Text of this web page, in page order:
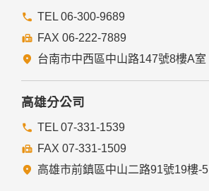
TEL 06-300-9689
FAX 06-222-7889
台南市中西區中山路147號8樓A室
高雄分公司
TEL 07-331-1539
FAX 07-331-1509
高雄市前鎮區中山二路91號19樓-5